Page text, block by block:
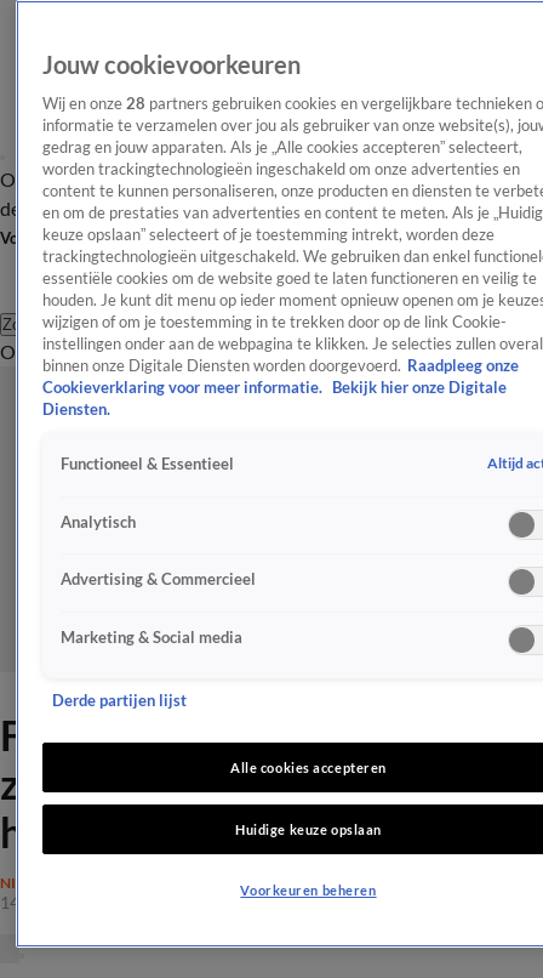
OverzichtAfleveringen Entertainment TV Algemeen
Tip
de redactieNieuwsbrief
Volg Shownieuws
Zoeken
OverzichtEntertainmentSpraakmakendRealityCrimeVideo's
Ferdi Bolland over Rob: 'We
zijn broers, maar daar houdt
het ook echt mee op'
NIEUWS
14 aug 2022, 23:15
Jouw cookievoorkeuren
Wij en onze 28 partners gebruiken cookies en vergelijkbare technieken
informatie te verzamelen over jou als gebruiker van onze website(s),
gedrag en jouw apparaten. Als je „Alle cookies accepteren” selecteert,
worden trackingtechnologieën ingeschakeld om onze advertenties en
content te kunnen personaliseren, onze producten en diensten te
en om de prestaties van advertenties en content te meten. Als je
keuze opslaan” selecteert of je toestemming intrekt, worden deze
trackingtechnologieën uitgeschakeld. We gebruiken dan enkel
essentiële cookies om de website goed te laten functioneren en veilig te
houden. Je kunt dit menu op ieder moment opnieuw openen om je
wijzigen of om je toestemming in te trekken door op de link Cookie-
instellingen onder aan de webpagina te klikken. Je selecties zullen overal
binnen onze Digitale Diensten worden doorgevoerd. Raadpleeg onze
Cookieverklaring voor meer informatie.
Bekijk hier onze Digitale
Diensten.
Functioneel & Essentieel Altijd
Analytisch
Advertising & Commercieel
Marketing & Social media
Derde partijen lijst
Alle cookies accepteren
Huidige keuze opslaan
Voorkeuren beheren